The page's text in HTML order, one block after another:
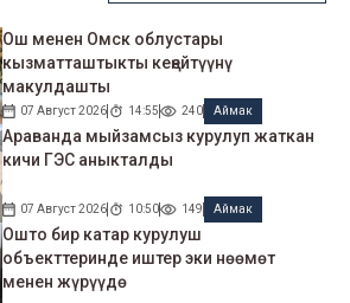
Ош менен Омск облустары
кызматташтыкты кеңейтүүнү
макулдашты
07 Август 2026 14:55 240 Аймак
Араванда мыйзамсыз курулуп жаткан
кичи ГЭС аныкталды
07 Август 2026 10:50 149 Аймак
Ошто бир катар курулуш
объекттеринде иштер эки нөөмөт
менен жүрүүдө